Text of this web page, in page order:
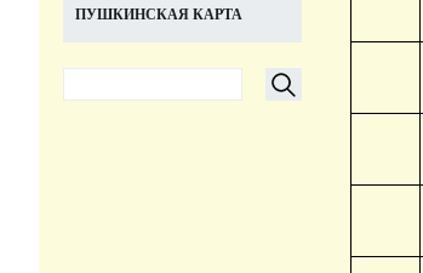
ПУШКИНСКАЯ КАРТА